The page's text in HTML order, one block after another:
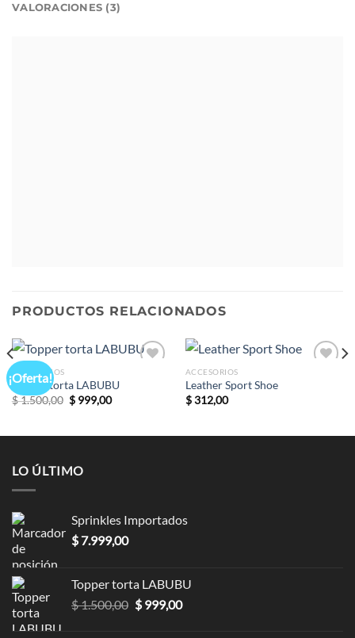
VALORACIONES (3)
PRODUCTOS RELACIONADOS
¡Oferta!
ACCESORIOS
Topper torta LABUBU
$1.500,00 $999,00
ACCESORIOS
Leather Sport Shoe
$312,00
LO ÚLTIMO
Sprinkles Importados
$7.999,00
Topper torta LABUBU
$1.500,00 $999,00